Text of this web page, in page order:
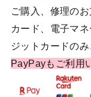
ご購入、修理の
カード、電子マ
ジットカードのみ
PayPayもご利用